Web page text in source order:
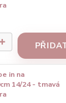
in na
14/24 - tmavá